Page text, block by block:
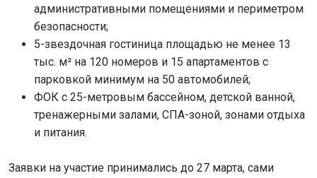
административными помещениями и периметром
безопасности;
5-звездочная гостиница площадью не менее 13
тыс. м² на 120 номеров и 15 апартаментов с
парковкой минимум на 50 автомобилей;
ФОК с 25-метровым бассейном, детской ванной,
тренажерными залами, СПА-зоной, зонами отдыха
и питания.
Заявки на участие принимались до 27 марта, сами